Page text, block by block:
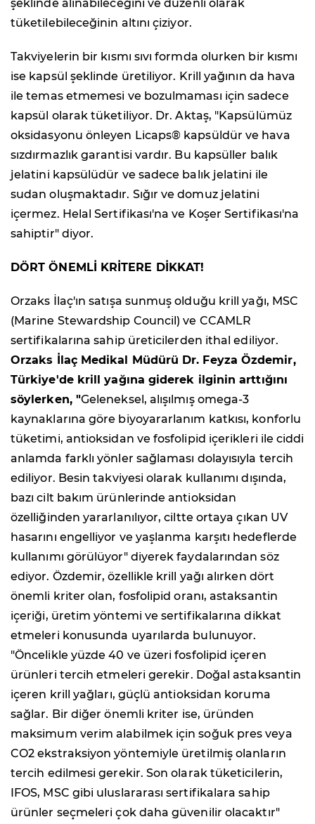
şeklinde alınabileceğini ve düzenli olarak
tüketilebileceğinin altını çiziyor.
Takviyelerin bir kısmı sıvı formda olurken bir kısmı
ise kapsül şeklinde üretiliyor. Krill yağının da hava
ile temas etmemesi ve bozulmaması için sadece
kapsül olarak tüketiliyor. Dr. Aktaş, "Kapsülümüz
oksidasyonu önleyen Licaps® kapsüldür ve hava
sızdırmazlık garantisi vardır. Bu kapsüller balık
jelatini kapsülüdür ve sadece balık jelatini ile
sudan oluşmaktadır. Sığır ve domuz jelatini
içermez. Helal Sertifikası'na ve Koşer Sertifikası'na
sahiptir" diyor.
DÖRT ÖNEMLİ KRİTERE DİKKAT!
Orzaks İlaç'ın satışa sunmuş olduğu krill yağı, MSC
(Marine Stewardship Council) ve CCAMLR
sertifikalarına sahip üreticilerden ithal ediliyor.
Orzaks İlaç Medikal Müdürü Dr. Feyza Özdemir,
Türkiye'de krill yağına giderek ilginin arttığını
söylerken, "Geleneksel, alışılmış omega-3
kaynaklarına göre biyoyararlanım katkısı, konforlu
tüketimi, antioksidan ve fosfolipid içerikleri ile ciddi
anlamda farklı yönler sağlaması dolayısıyla tercih
ediliyor. Besin takviyesi olarak kullanımı dışında,
bazı cilt bakım ürünlerinde antioksidan
özelliğinden yararlanılıyor, ciltte ortaya çıkan UV
hasarını engelliyor ve yaşlanma karşıtı hedeflerde
kullanımı görülüyor" diyerek faydalarından söz
ediyor. Özdemir, özellikle krill yağı alırken dört
önemli kriter olan, fosfolipid oranı, astaksantin
içeriği, üretim yöntemi ve sertifikalarına dikkat
etmeleri konusunda uyarılarda bulunuyor.
"Öncelikle yüzde 40 ve üzeri fosfolipid içeren
ürünleri tercih etmeleri gerekir. Doğal astaksantin
içeren krill yağları, güçlü antioksidan koruma
sağlar. Bir diğer önemli kriter ise, üründen
maksimum verim alabilmek için soğuk pres veya
CO2 ekstraksiyon yöntemiyle üretilmiş olanların
tercih edilmesi gerekir. Son olarak tüketicilerin,
IFOS, MSC gibi uluslararası sertifikalara sahip
ürünler seçmeleri çok daha güvenilir olacaktır"